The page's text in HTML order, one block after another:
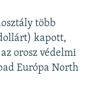
több
kapott,
orosz védelmi
Európa North